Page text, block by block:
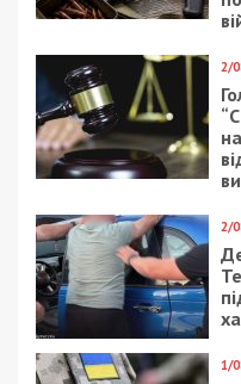
14/02/2019 - 14:55
колледже Днепра
боятся выселения